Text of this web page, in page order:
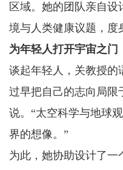
区域。她的团队亲自
境与人类健康议题，度
为年轻人打开宇宙之门
谈起年轻人，关教授的
过早把自己的志向局限
说。“太空科学与地球
界的想像。”
为此，她协助设计了一